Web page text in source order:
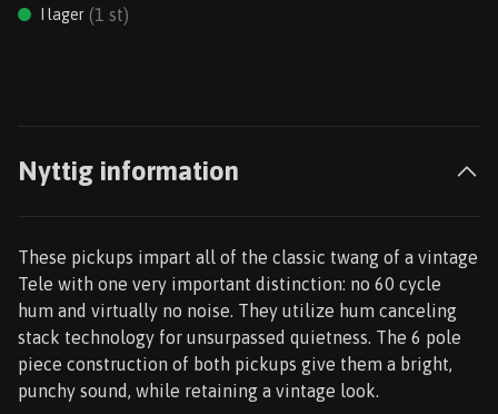
I lager (1 st)
Nyttig information
These pickups impart all of the classic twang of a vintage
Tele with one very important distinction: no 60 cycle
hum and virtually no noise. They utilize hum canceling
stack technology for unsurpassed quietness. The 6 pole
piece construction of both pickups give them a bright,
punchy sound, while retaining a vintage look.